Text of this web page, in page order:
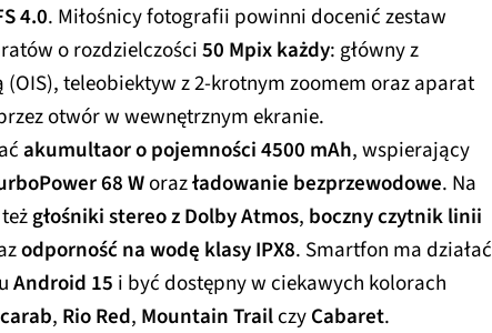
4.0. Miłośnicy fotografii powinni docenić zestaw
o rozdzielczości50 Mpix każdy: główny z
teleobiektyw z 2-krotnym zoomem oraz aparat
otwór w wewnętrznym ekranie.
akumultaor o pojemności 4500 mAh, wspierający
68 Worazładowanie bezprzewodowe. Na
głośniki stereo z Dolby Atmos, boczny czytnik linii
odporność na wodę klasy IPX8. Smartfon ma działać
Android 15 i być dostępny w ciekawych kolorach
, Rio Red, Mountain TrailczyCabaret.